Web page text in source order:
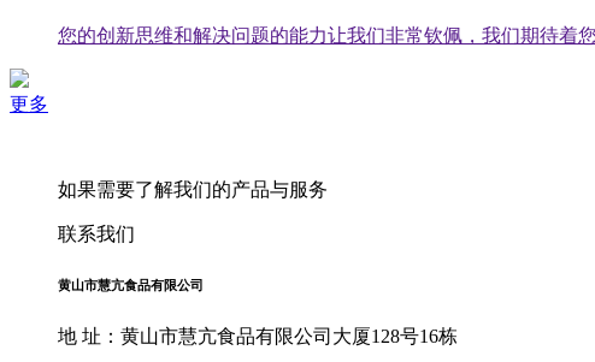
您的创新思维和解决问题的能力让我们非常钦佩，我们期待着
更多
如果需要了解我们的产品与服务
联系我们
黄山市慧亢食品有限公司
地 址：黄山市慧亢食品有限公司大厦128号16栋